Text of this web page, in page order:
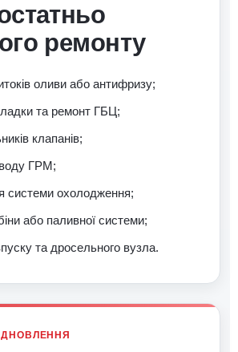
ремонту
оливи або антифризу;
та ремонт ГБЦ;
клапанів;
ГРМ;
системи охолодження;
або паливної системи;
та дросельного вузла.